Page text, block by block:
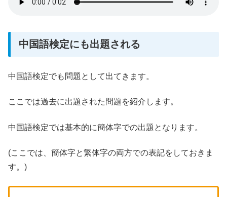
中国語検定にも出題される
中国語検定でも問題として出てきます。
ここでは過去に出題された問題を紹介します。
中国語検定では基本的に簡体字での出題となります。
(ここでは、簡体字と繁体字の両方での表記をしておきま
す。)